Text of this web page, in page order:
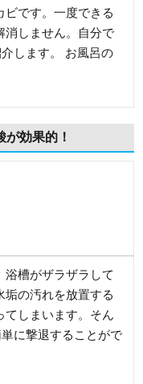
ビです。一度できる
消しません。自分で
します。 お風呂の
効果的！
浴槽がザラザラして
垢の汚れを放置する
てしまいます。そん
に撃退することがで